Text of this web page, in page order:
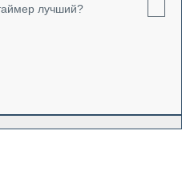
лучший?